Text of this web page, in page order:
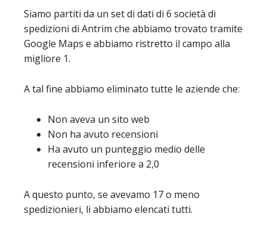
Siamo partiti da un set di dati di 6 società di
spedizioni di Antrim che abbiamo trovato tramite
Google Maps e abbiamo ristretto il campo alla
migliore 1.
A tal fine abbiamo eliminato tutte le aziende che:
Non aveva un sito web
Non ha avuto recensioni
Ha avuto un punteggio medio delle
recensioni inferiore a 2,0
A questo punto, se avevamo 17 o meno
spedizionieri, li abbiamo elencati tutti.